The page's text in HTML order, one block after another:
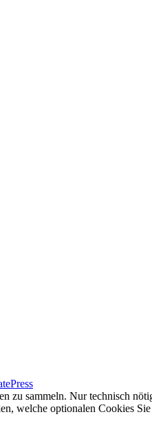
zu sammeln. Nur technisch
welche optionalen Cookies Sie